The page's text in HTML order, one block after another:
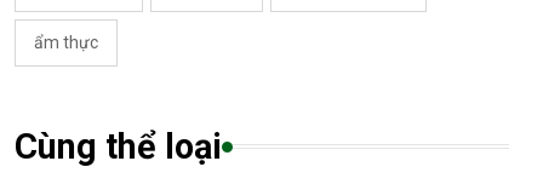
ẩm thực
Cùng thể loại